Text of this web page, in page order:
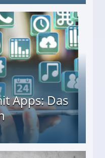
Apps: Das